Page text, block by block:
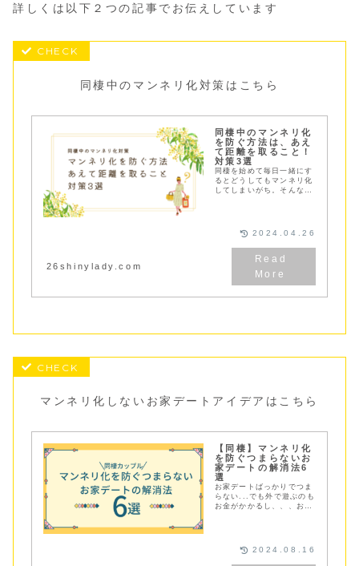
詳しくは以下２つの記事でお伝えしています
同棲中のマンネリ化対策はこちら
同棲中のマンネリ化
を防ぐ方法は、あえ
て距離を取ること！
対策3選
同棲を始めて毎日一緒にす
るとどうしてもマンネリ化
してしまいがち。そんなマ
26shinylady.com
2024.04.26
マンネリ化しないお家デートアイデアはこちら
【同棲】マンネリ化
を防ぐつまらないお
家デートの解消法6
選
お家デートばっかりでつま
らない...でも外で遊ぶのも
お金がかかるし、、、お家
べき４点をご紹介
2024.08.16